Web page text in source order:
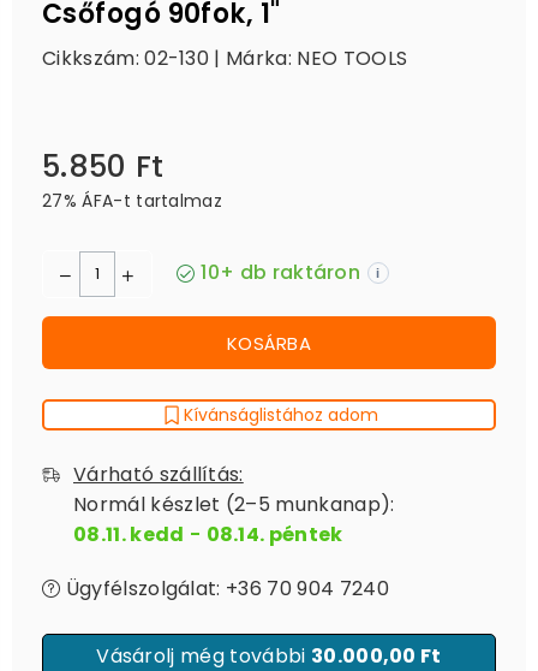
Csőfogó 90fok, 1"
Cikkszám: 02-130 | Márka: NEO TOOLS
Ár
5.850 Ft
27% ÁFA-t tartalmaz
10+ db raktáron i
KOSÁRBA
Kívánságlistához adom
Várható szállítás:
Normál készlet (2–5 munkanap):
08.11. kedd - 08.14. péntek
Ügyfélszolgálat: +36 70 904 7240
Vásárolj még további 30.000,00 Ft